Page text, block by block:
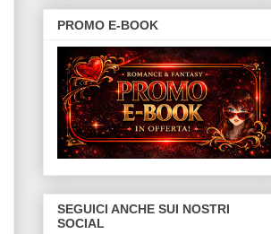
PROMO E-BOOK
SEGUICI ANCHE SUI NOSTRI
SOCIAL